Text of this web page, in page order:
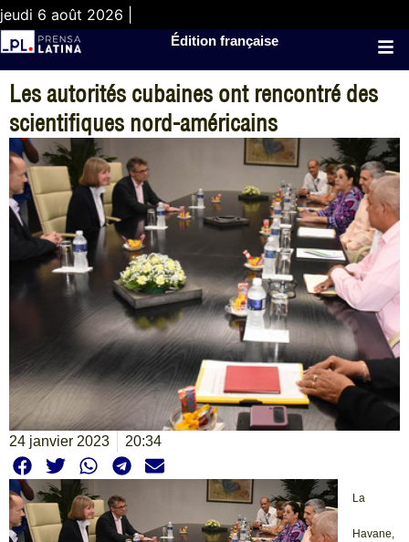
jeudi 6 août 2026 |
Édition française
Les autorités cubaines ont rencontré des
scientifiques nord-américains
24 janvier 2023 20:34
La
Havane,